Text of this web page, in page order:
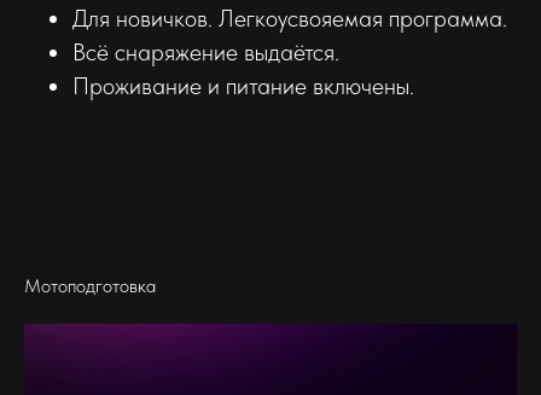
Для новичков. Легкоусвояемая программа.
Всё снаряжение выдаётся.
Проживание и питание включены.
Мотоподготовка